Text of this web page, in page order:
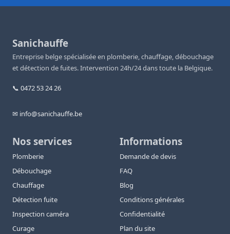
Sanichauffe
Entreprise belge spécialisée en plomberie, chauffage, débouchage
et détection de fuites. Intervention 24h/24 dans toute la Belgique.
📞 0472 53 24 26
✉ info@sanichauffe.be
Nos services
Plomberie
Débouchage
Chauffage
Détection fuite
Inspection caméra
Curage
Informations
Demande de devis
FAQ
Blog
Conditions générales
Confidentialité
Plan du site